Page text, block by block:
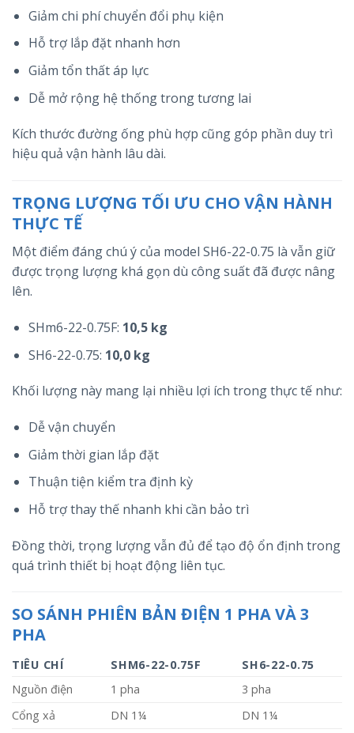
Giảm chi phí chuyển đổi phụ kiện
Hỗ trợ lắp đặt nhanh hơn
Giảm tổn thất áp lực
Dễ mở rộng hệ thống trong tương lai
Kích thước đường ống phù hợp cũng góp phần duy trì
hiệu quả vận hành lâu dài.
TRỌNG LƯỢNG TỐI ƯU CHO VẬN HÀNH
THỰC TẾ
Một điểm đáng chú ý của model SH6-22-0.75 là vẫn giữ
được trọng lượng khá gọn dù công suất đã được nâng
lên.
SHm6-22-0.75F: 10,5 kg
SH6-22-0.75: 10,0 kg
Khối lượng này mang lại nhiều lợi ích trong thực tế như:
Dễ vận chuyển
Giảm thời gian lắp đặt
Thuận tiện kiểm tra định kỳ
Hỗ trợ thay thế nhanh khi cần bảo trì
Đồng thời, trọng lượng vẫn đủ để tạo độ ổn định trong
quá trình thiết bị hoạt động liên tục.
SO SÁNH PHIÊN BẢN ĐIỆN 1 PHA VÀ 3
PHA
TIÊU CHÍ SHM6-22-0.75F
SH6-22-0.75
Nguồn điện
1 pha
3 pha
Cổng xả
DN 1¼
DN 1¼